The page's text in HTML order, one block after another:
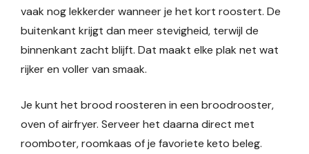
vaak nog lekkerder wanneer je het kort roostert. De
buitenkant krijgt dan meer stevigheid, terwijl de
binnenkant zacht blijft. Dat maakt elke plak net wat
rijker en voller van smaak.
Je kunt het brood roosteren in een broodrooster,
oven of airfryer. Serveer het daarna direct met
roomboter, roomkaas of je favoriete keto beleg.